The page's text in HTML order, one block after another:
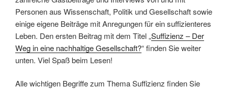
Personen aus Wissenschaft, Politik und Gesellschaft sowie
einige eigene Beiträge mit Anregungen für ein suffizienteres
Leben. Den ersten Beitrag mit dem Titel „Suffizienz – Der
Weg in eine nachhaltige Gesellschaft?“ finden Sie weiter
unten. Viel Spaß beim Lesen!
Alle wichtigen Begriffe zum Thema Suffizienz finden Sie